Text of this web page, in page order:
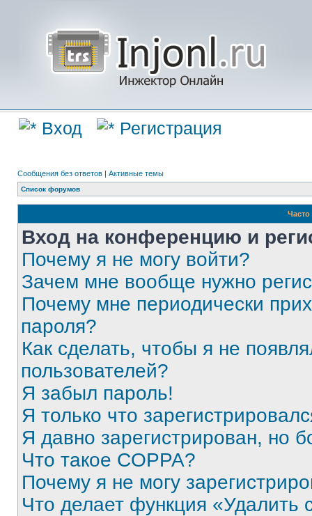
Вход Регистрация
Сообщения без ответов | Активные темы
Список форумов
Вход на конференцию и
Почему я не могу войти?
Зачем мне вообще нужно
Почему мне периодически
пароля?
Как сделать, чтобы я не
пользователей?
Я забыл пароль!
Я только что
Я давно зарегистрирован, но
Что такое COPPA?
Почему я не могу
Что делает функция «Удалить